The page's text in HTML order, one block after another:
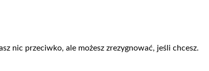
nic przeciwko, ale możesz zrezygnować, jeśli chcesz.